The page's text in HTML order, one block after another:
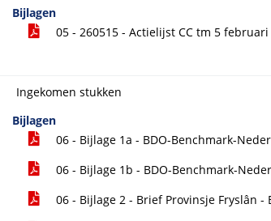
Bijlagen
05 - 260515 - Actielijst CC tm 5 februari
Ingekomen stukken
Bijlagen
06 - Bijlage 1a - BDO-Benchmark-
06 - Bijlage 1b - BDO-Benchmark-
06 - Bijlage 2 - Brief Provinsje Fryslân